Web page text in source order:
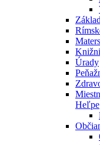
Úrady
Heľpe